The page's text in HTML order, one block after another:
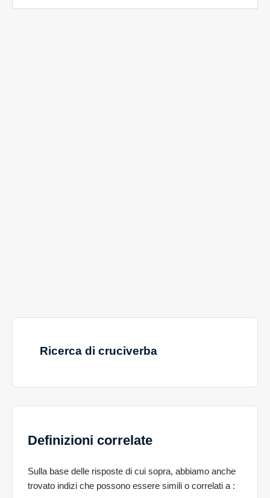
Ricerca di cruciverba
Definizioni correlate
Sulla base delle risposte di cui sopra, abbiamo anche
trovato indizi che possono essere simili o correlati a :